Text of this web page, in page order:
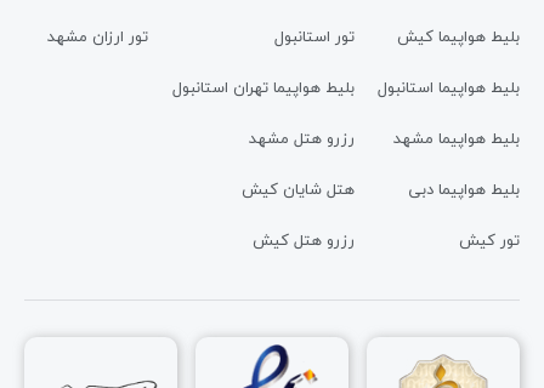
بلیط هواپیما کیش
بلیط هواپیما استانبول
بلیط هواپیما مشهد
بلیط هواپیما دبی
تور کیش
تور استانبول
بلیط هواپیما تهران استانبول
رزرو هتل مشهد
هتل شایان کیش
رزرو هتل کیش
تور ارزان مشهد